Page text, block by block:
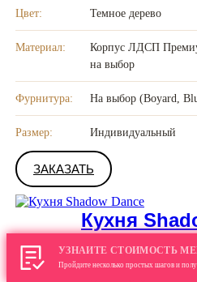
Цвет: Темное дерево
Материал:
Корпус ЛДСП
на выбор
Фурнитура: На выбор (Boyard,
Размер: Индивидуальный
ЗАКАЗАТЬ
Кухня
Цена: По запросу
УЗНАЙТЕ СТОИМОСТЬ
Пройдите несколько простых шагов и